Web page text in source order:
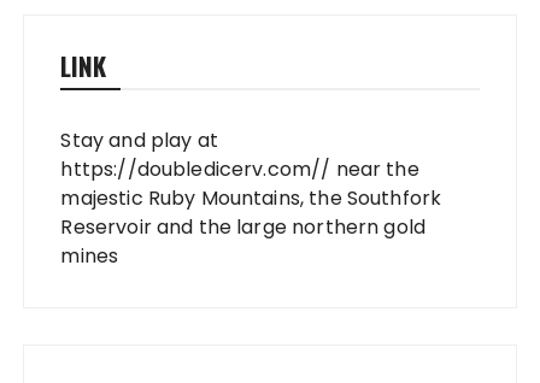
LINK
Stay and play at
https://doubledicerv.com// near the
majestic Ruby Mountains, the Southfork
Reservoir and the large northern gold
mines